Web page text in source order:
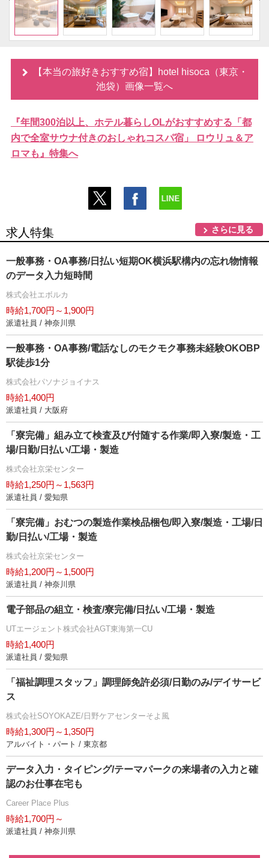
【本当の旅好きおすすめ宿】hotel hisoca（東京・
池袋）画像一覧へ
『年間300泊以上、ホテル暮らしOLがおすすめする「都
内で全室サウナ付きのおしゃれコスパ宿」 ロウリュ＆ア
ロマも』特集へ
求人特集 さらに見る
一般事務・OA事務/日払い短期OK横浜駅構内の忘れ物情報
のデータ入力短時間
株式会社エボルカ
時給1,700円～1,900円
派遣社員 / 神奈川県
一般事務・OA事務/電話なしのモクモク事務未経験OKOBP
駅徒歩1分
株式会社パソナジョイナス
時給1,400円
派遣社員 / 大阪府
「寮完備」組み立て検査及び付随する作業/即入寮/製造・工
場/日勤/日払い/工場・製造
株式会社京栄センター
時給1,250円～1,563円
派遣社員 / 愛知県
「寮完備」おむつの製造作業検品梱包/即入寮/製造・工場/日
勤/日払い/工場・製造
株式会社京栄センター
時給1,200円～1,500円
派遣社員 / 神奈川県
電子部品の組立・検査/寮完備/日払い/工場・製造
UTエージェント株式会社AGT東海第一CU
時給1,400円
派遣社員 / 愛知県
「福祉調理スタッフ」調理師免許必須/日勤のみ/デイサービ
ス
株式会社SOYOKAZE/日野ケアセンターそよ風
時給1,300円～1,350円
アルバイト・パート / 東京都
データ入力・タイピング/テーマパークの来場者の入力と確
認のお仕事在宅も
Career Place Plus
時給1,700円～
派遣社員 / 神奈川県